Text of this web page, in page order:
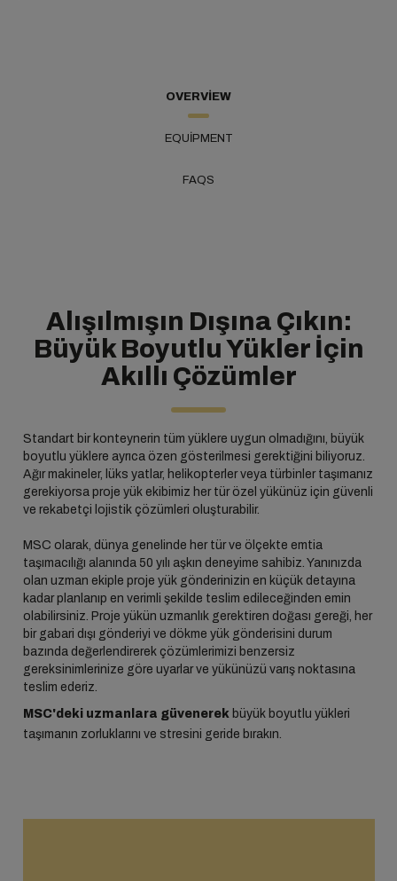
OVERVIEW
EQUIPMENT
FAQS
Alışılmışın Dışına Çıkın:
Büyük Boyutlu Yükler İçin
Akıllı Çözümler
Standart bir konteynerin tüm yüklere uygun olmadığını, büyük
boyutlu yüklere ayrıca özen gösterilmesi gerektiğini biliyoruz.
Ağır makineler, lüks yatlar, helikopterler veya türbinler taşımanız
gerekiyorsa proje yük ekibimiz her tür özel yükünüz için güvenli
ve rekabetçi lojistik çözümleri oluşturabilir.
MSC olarak, dünya genelinde her tür ve ölçekte emtia
taşımacılığı alanında 50 yılı aşkın deneyime sahibiz. Yanınızda
olan uzman ekiple proje yük gönderinizin en küçük detayına
kadar planlanıp en verimli şekilde teslim edileceğinden emin
olabilirsiniz. Proje yükün uzmanlık gerektiren doğası gereği, her
bir gabari dışı gönderiyi ve dökme yük gönderisini durum
bazında değerlendirerek çözümlerimizi benzersiz
gereksinimlerinize göre uyarlar ve yükünüzü varış noktasına
teslim ederiz.
MSC'deki uzmanlara güvenerekbüyük boyutlu yükleri
taşımanın zorluklarını ve stresini geride bırakın.